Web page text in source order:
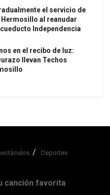
el servicio de
Hermosillo al reanudar
Independencia
en el recibo de luz:
llevan Techos
Deportes
canción favorita